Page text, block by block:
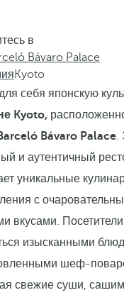
в
Bávaro Palace
Kyoto
себя японскую
Kyoto,
Bávaro Palace.
и аутентичный
уникальные
с
вкусами.
изысканными
шеф-
свежие суши,